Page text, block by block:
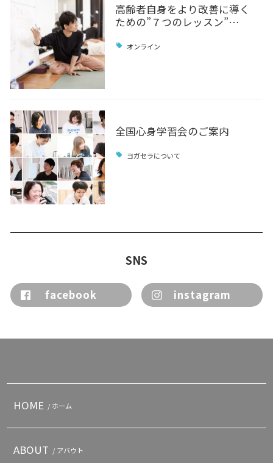
高齢者自身をより改善に導く
ための”７つのレッスン”…
オンライン
全国心身学習会のご案内
ヨガセラについて
SNS
facebook instagram
HOME / ホーム
ABOUT / アバウト